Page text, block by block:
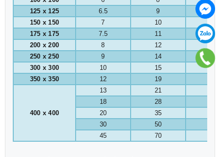
125 x 125
6.5 9
8
150 x 150
7 10
175 x 175
7.5 11
13
200 x 200
8 12
13
250 x 250
9 14
13
300 x 300
10 15
13
350 x 350
12 19
400 x 400
13 21
18
28
20
35
30
50
45
70